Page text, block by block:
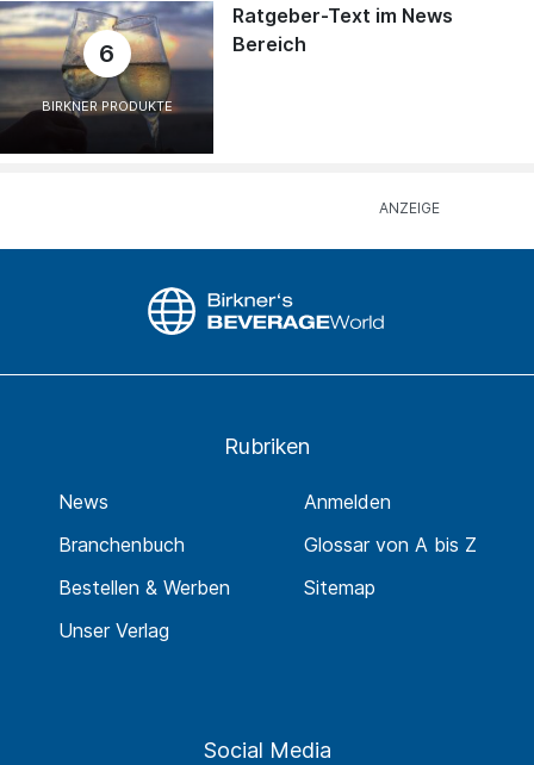
6
BIRKNER PRODUKTE
Ratgeber-Text im News
Bereich
Rubriken
News
Branchenbuch
Bestellen & Werben
Unser Verlag
Anmelden
Glossar von A bis Z
Sitemap
Social Media